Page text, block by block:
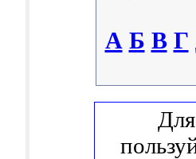
А Б В Г